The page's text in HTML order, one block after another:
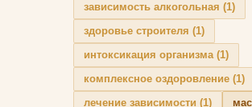
зависимость алкогольная (1)
здоровье строителя (1)
интоксикация организма(1)
комплексное оздоровление (1)
лечение зависимости (1)